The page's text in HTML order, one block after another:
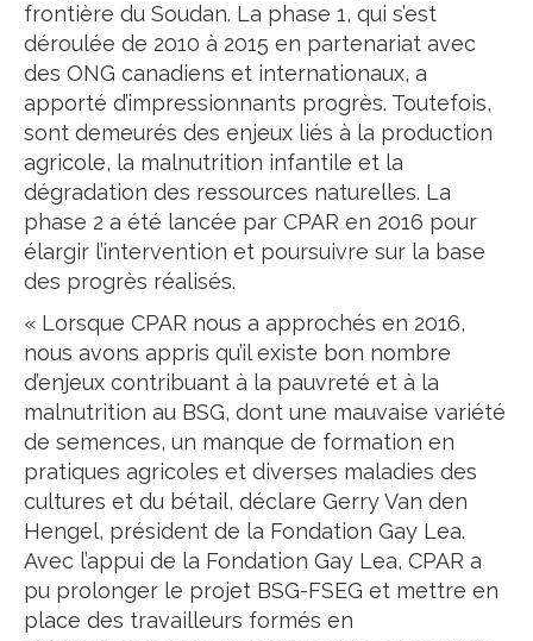
frontière du Soudan. La phase 1, qui s’est
déroulée de 2010 à 2015 en partenariat avec
des ONG canadiens et internationaux, a
apporté d’impressionnants progrès. Toutefois,
sont demeurés des enjeux liés à la production
agricole, la malnutrition infantile et la
dégradation des ressources naturelles. La
phase 2 a été lancée par CPAR en 2016 pour
élargir l’intervention et poursuivre sur la base
des progrès réalisés.
« Lorsque CPAR nous a approchés en 2016,
nous avons appris qu’il existe bon nombre
d’enjeux contribuant à la pauvreté et à la
malnutrition au BSG, dont une mauvaise variété
de semences, un manque de formation en
pratiques agricoles et diverses maladies des
cultures et du bétail, déclare Gerry Van den
Hengel, président de la Fondation Gay Lea.
Avec l’appui de la Fondation Gay Lea, CPAR a
pu prolonger le projet BSG-FSEG et mettre en
place des travailleurs formés en